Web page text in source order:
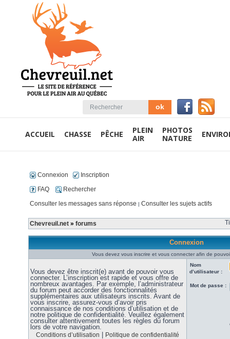
ACCUEIL CHASSE PÊCHE
PLEIN
AIR
PHOTOS
NATURE
Connexion
Inscription
FAQ
Rechercher
Consulter les messages sans réponse | Consulter les sujets actifs
Chevreuil.net » forums
Connexion
Vous devez vous inscrire et vous connecter afin de
Vous devez être inscrit(e) avant de pouvoir vous
connecter. L’inscription est rapide et vous offre de
nombreux avantages. Par exemple, l’administrateur
du forum peut accorder des fonctionnalités
supplémentaires aux utilisateurs inscrits. Avant de
vous inscrire, assurez-vous d’avoir pris
connaissance de nos conditions d’utilisation et de
notre politique de confidentialité. Veuillez également
consulter attentivement toutes les règles du forum
lors de votre navigation.
Conditions d’utilisation Politique de confidentialité
Nom
d’utilisateur :
Mot de passe :